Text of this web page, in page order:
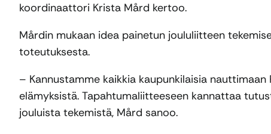
koordinaattori Krista Mård kertoo.
Mårdin mukaan idea painetun joululiitteen
toteutuksesta.
– Kannustamme kaikkia kaupunkilaisia
elämyksistä. Tapahtumaliitteeseen kannattaa
jouluista tekemistä, Mård sanoo.